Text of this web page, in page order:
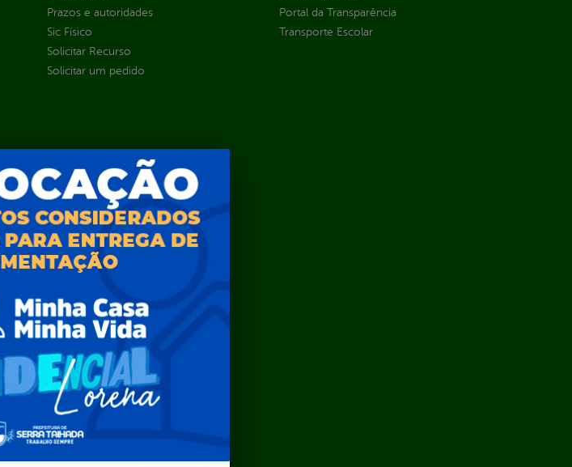
Prazos e autoridades
Sic Físico
Solicitar Recurso
Solicitar um pedido
Portal da Transparência
Transporte Escolar